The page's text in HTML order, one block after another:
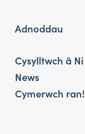
Adnoddau
Cysylltwch â Ni
News
Cymerwch ran!